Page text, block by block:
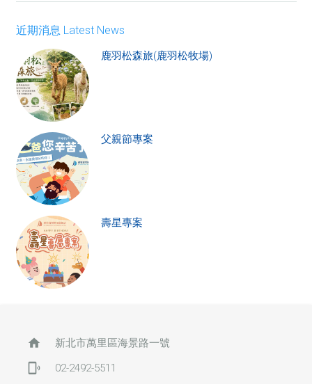
近期消息 Latest News
鹿羽松森旅(鹿羽松牧場)
父親節專案
壽星專案
home 新北市萬里區海景路一號
phonelink_ring 02-2492-5511